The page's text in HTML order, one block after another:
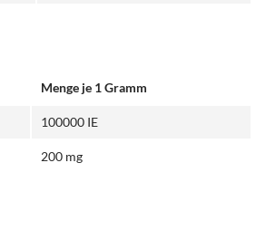
Menge je 1 Gramm
100000 IE
200 mg